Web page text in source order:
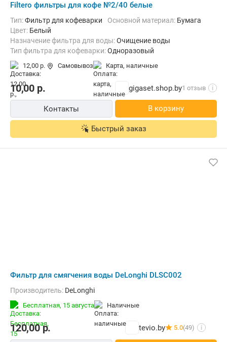
Filtero фильтры для кофе №2/40 белые
Тип:Фильтр для кофеварки Основной материал: Бумага
Цвет: Белый
Назначение фильтра для воды:Очищение воды
Тип фильтра для кофеварки:Одноразовый
12,00 р. Самовывоз карта, наличные
10,00 р. gigaset.shop.by1 отзыв i
Контакты В корзину
Быстрый заказ
Фильтр для смягчения воды DeLonghi DLSC002
Производитель: DeLonghi
Бесплатная, 15 августа наличные
120,00р. tevio.by 5.0(49) i